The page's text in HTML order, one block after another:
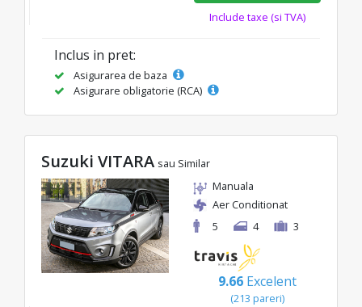
Include taxe (si TVA)
Inclus in pret:
Asigurarea de baza
Asigurare obligatorie (RCA)
Suzuki VITARA sau Similar
Manuala
Aer Conditionat
5
4 3
9.66 Excelent
(213 pareri)